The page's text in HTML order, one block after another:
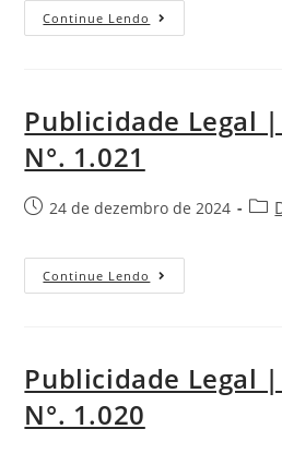
Continue Lendo
Publicidade Legal
N°. 1.021
24 de dezembro de 2024
Continue Lendo
Publicidade Legal
N°. 1.020